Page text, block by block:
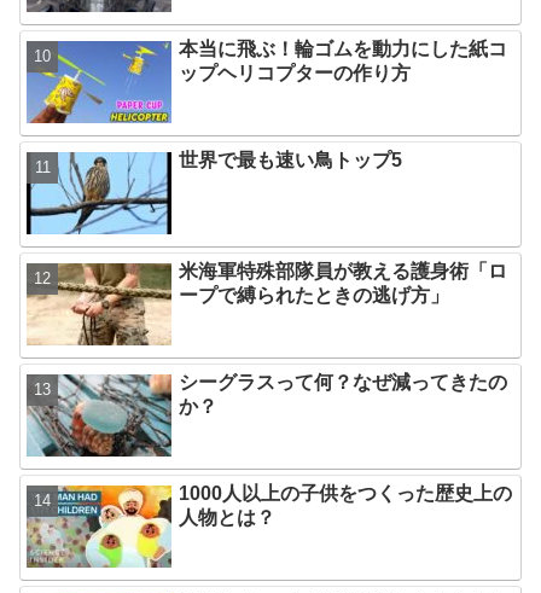
本当に飛ぶ！輪ゴムを動力にした紙コ
ップヘリコプターの作り方
世界で最も速い鳥トップ5
米海軍特殊部隊員が教える護身術「ロ
ープで縛られたときの逃げ方」
シーグラスって何？なぜ減ってきたの
か？
1000人以上の子供をつくった歴史上の
人物とは？